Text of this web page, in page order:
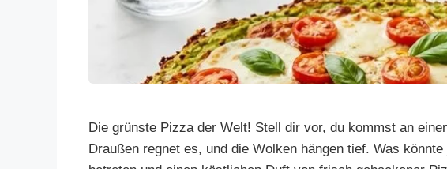
Die grünste Pizza der Welt! Stell dir vor, du kommst an
Draußen regnet es, und die Wolken hängen tief. Was